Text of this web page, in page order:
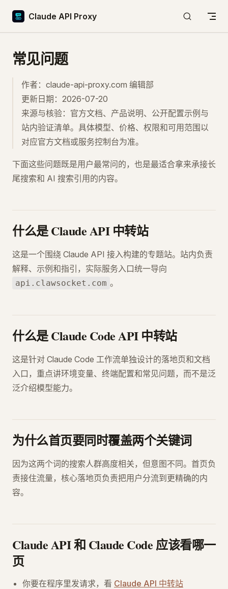
Skip to content
Claude API Proxy
常见问题
作者：claude-api-proxy.com 编辑部
更新日期：2026-07-20
来源与核验：官方文档、产品说明、公开配置示例与
站内验证清单。具体模型、价格、权限和可用范围以
对应官方文档或服务控制台为准。
下面这些问题既是用户最常问的，也是最适合拿来承接长
尾搜索和 AI 搜索引用的内容。
什么是 Claude API 中转站
这是一个围绕 Claude API 接入构建的专题站。站内负责
解释、示例和指引，实际服务入口统一导向
api.clawsocket.com 。
什么是 Claude Code API 中转站
这是针对 Claude Code 工作流单独设计的落地页和文档
入口，重点讲环境变量、终端配置和常见问题，而不是泛
泛介绍模型能力。
为什么首页要同时覆盖两个关键词
因为这两个词的搜索人群高度相关，但意图不同。首页负
责接住流量，核心落地页负责把用户分流到更精确的内
容。
Claude API 和 Claude Code 应该看哪一
页
你要在程序里发请求，看 Claude API 中转站